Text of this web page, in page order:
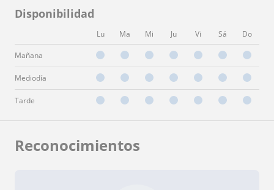
Disponibilidad
Lu Ma Mi Ju Vi Sá Do
Mañana
Mediodía
Tarde
Reconocimientos